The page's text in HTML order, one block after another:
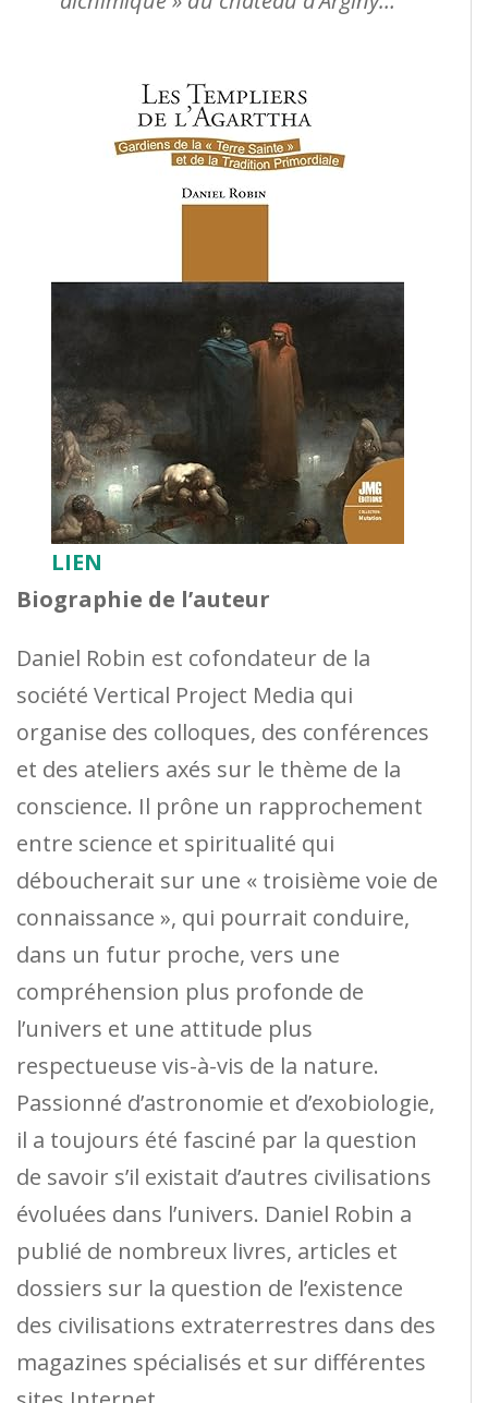
LIEN
Biographie de l’auteur
Daniel Robin est cofondateur de la
société Vertical Project Media qui
organise des colloques, des conférences
et des ateliers axés sur le thème de la
conscience. Il prône un rapprochement
entre science et spiritualité qui
déboucherait sur une « troisième voie de
connaissance », qui pourrait conduire,
dans un futur proche, vers une
compréhension plus profonde de
l’univers et une attitude plus
respectueuse vis-à-vis de la nature.
Passionné d’astronomie et d’exobiologie,
il a toujours été fasciné par la question
de savoir s’il existait d’autres civilisations
évoluées dans l’univers. Daniel Robin a
publié de nombreux livres, articles et
dossiers sur la question de l’existence
des civilisations extraterrestres dans des
magazines spécialisés et sur différentes